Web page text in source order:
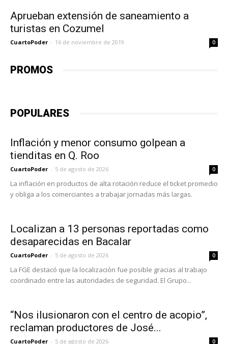
Aprueban extensión de saneamiento a
turistas en Cozumel
CuartoPoder - 16 de noviembre de 2019 0
PROMOS
POPULARES
Inflación y menor consumo golpean a
tienditas en Q. Roo
CuartoPoder - 5 de agosto de 2026 0
La inflación en productos de alta rotación reduce el ticket promedio
y obliga a los comerciantes a trabajar jornadas más largas.
Localizan a 13 personas reportadas como
desaparecidas en Bacalar
CuartoPoder - 5 de agosto de 2026 0
La FGE destacó que la localización fue posible gracias al trabajo
coordinado entre las autoridades de seguridad. El Grupo...
“Nos ilusionaron con el centro de acopio”,
reclaman productores de José...
CuartoPoder - 5 de agosto de 2026 0